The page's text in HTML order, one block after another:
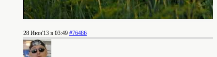
28 Июн'13 в 03:49 #76486